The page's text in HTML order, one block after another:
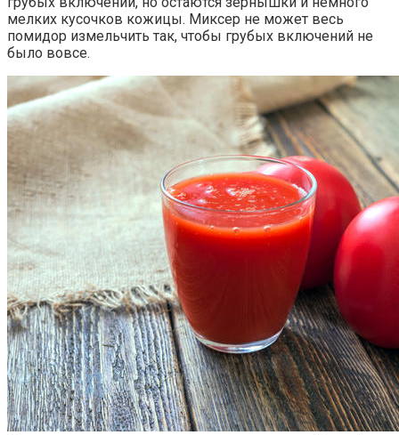
мелких кусочков кожицы. Миксер не может весь
помидор измельчить так, чтобы грубых включений не
было вовсе.